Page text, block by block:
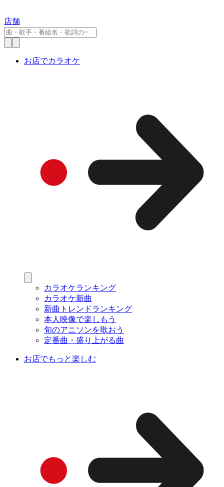
店舗
お店でカラオケ
カラオケランキング
カラオケ新曲
新曲トレンドランキング
本人映像で楽しもう
旬のアニソンを歌おう
定番曲・盛り上がる曲
お店でもっと楽しむ